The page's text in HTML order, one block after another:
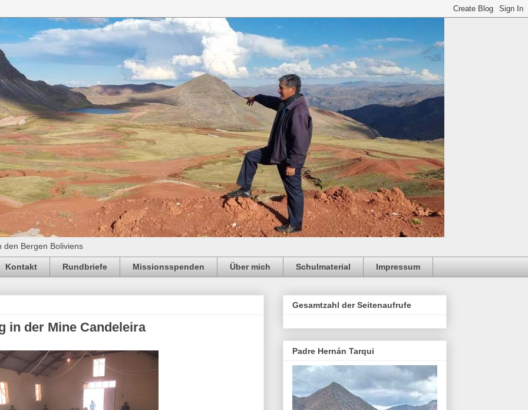
den Bergen Boliviens
Kontakt Rundbriefe Missionsspenden Über mich Schulmaterial Impressum
in der Mine Candeleira
Gesamtzahl der Seitenaufrufe
Padre Hernán Tarqui